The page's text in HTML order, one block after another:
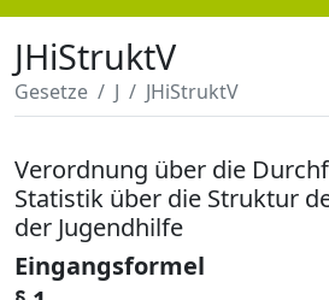
JHiStruktV
Gesetze J JHiStruktV
Verordnung über die
Statistik über die Struktur
der Jugendhilfe
Eingangsformel